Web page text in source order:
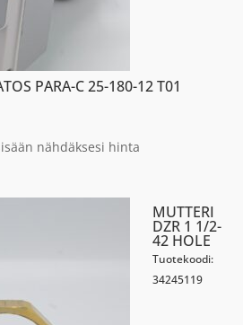
PARA-C 25-180-12 T01
nähdäksesi hinta
MUTTERI
DZR 1 1/2-
42 HOLE
Tuotekoodi:
34245119